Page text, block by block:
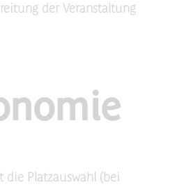
der Veranstaltung
die Platzauswahl (bei